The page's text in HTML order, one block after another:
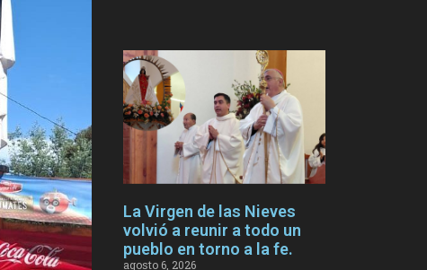
La Virgen de las Nieves
volvió a reunir a todo un
pueblo en torno a la fe.
agosto 6, 2026